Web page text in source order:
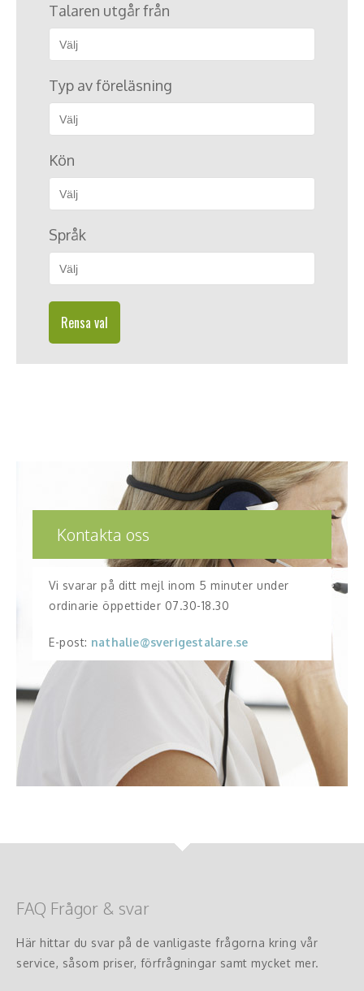
Talaren utgår från
Typ av föreläsning
Kön
Språk
Rensa val
Kontakta oss
Vi svarar på ditt mejl inom 5 minuter under
ordinarie öppettider 07.30-18.30
E-post: nathalie@sverigestalare.se
FAQ Frågor & svar
Här hittar du svar på de vanligaste frågorna kring vår
service, såsom priser, förfrågningar samt mycket mer.